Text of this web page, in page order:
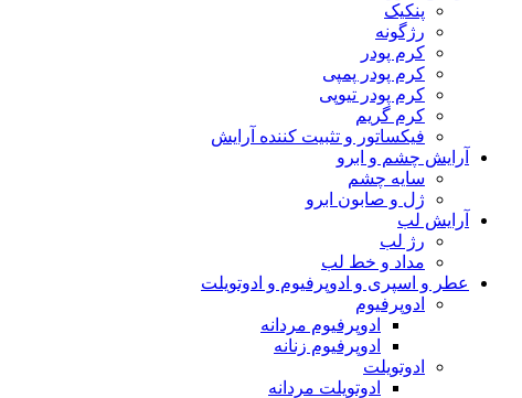
پنکیک
رژگونه
کرم پودر
کرم پودر پمپی
کرم پودر تیوپی
کرم گریم
فیکساتور و تثبیت کننده آرایش
آرایش چشم و ابرو
سایه چشم
ژل و صابون ابرو
آرایش لب
رژ لب
مداد و خط لب
عطر و اسپری و ادوپرفیوم و ادوتویلت
ادوپرفیوم
ادوپرفیوم مردانه
ادوپرفیوم زنانه
ادوتویلت
ادوتویلت مردانه